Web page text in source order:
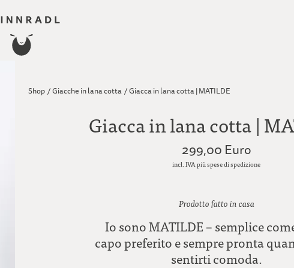
Shop /Giacche in lana cotta /Giacca in lana cotta | MATILDE
Giacca in lana cotta |
299,00 Euro
incl. IVA più spese di spedizione
Prodotto fatto in casa
Io sono MATILDE – semplice
capo preferito e sempre pronta
sentirti comoda.